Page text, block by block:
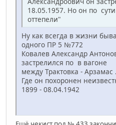
18.05.1957. Но он по
оттепели"
Ну как всегда в жизни
одного ПР 5 №772
Ковалев Александр
застрелился по в вагоне
между Трактовка - Арзамас .
Где он похоронен
1899 - 08.04.1942